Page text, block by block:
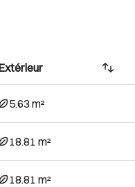
5.63 m²
18.81 m²
18.81 m²